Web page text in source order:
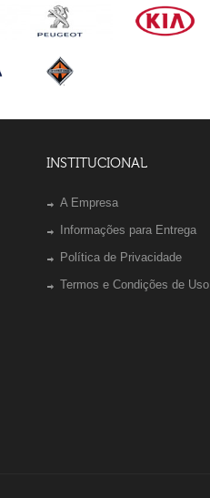
INSTITUCIONAL
A Empresa
Informações para Entrega
Política de Privacidade
Termos e Condições de Uso